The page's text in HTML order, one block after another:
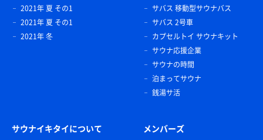
2021年 夏 その1
2021年 夏 その1
2021年 冬
サバス 移動型サウナバス
サバス 2号車
カプセルトイ サウナキット
サウナ応援企業
サウナの時間
泊まってサウナ
銭湯サ活
サウナイキタイについて メンバーズ